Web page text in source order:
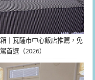
｜瓦薩市中心飯店推薦，免
首選（2026）